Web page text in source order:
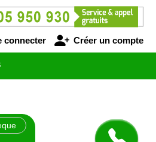
connecter Créer un compte